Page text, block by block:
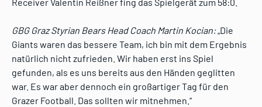
GBG Graz Styrian Bears Head Coach Martin Kocian:„Die
Giants waren das bessere Team, ich bin mit dem Ergebnis
natürlich nicht zufrieden. Wir haben erst ins Spiel
gefunden, als es uns bereits aus den Händen geglitten
war. Es war aber dennoch ein großartiger Tag für den
Grazer Football. Das sollten wir mitnehmen.“